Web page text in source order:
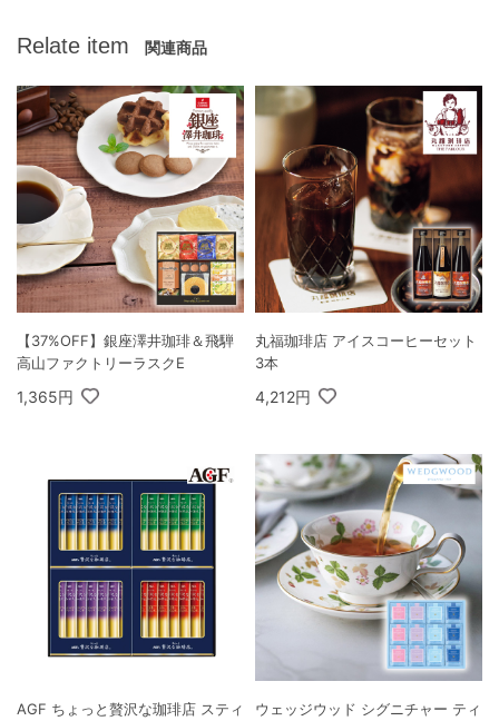
Relate item 関連商品
【37%OFF】銀座澤井珈琲＆飛騨
高山ファクトリーラスクE
1,365円
丸福珈琲店 アイスコーヒーセット
3本
4,212円
AGF ちょっと贅沢な珈琲店 スティ
ウェッジウッド シグニチャー ティ